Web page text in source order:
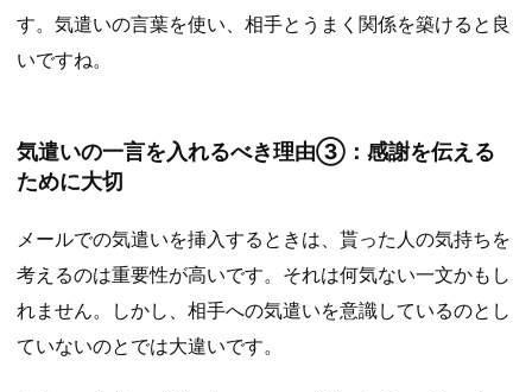
す。気遣いの言葉を使い、相手とうまく関係を築けると良
いですね。
気遣いの一言を入れるべき理由③：感謝を伝える
ために大切
メールでの気遣いを挿入するときは、貰った人の気持ちを
考えるのは重要性が高いです。それは何気ない一文かもし
れません。しかし、相手への気遣いを意識しているのとし
ていないのとでは大違いです。